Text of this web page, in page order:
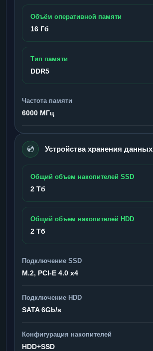
Объём оперативной памяти
16 Гб
Тип памяти
DDR5
Частота памяти
6000 МГц
💿 Устройства хранения данных
Общий объем накопителей SSD
2 Тб
Общий объем накопителей HDD
2 Тб
Подключение SSD
M.2, PCI-E 4.0 x4
Подключение HDD
SATA 6Gb/s
Конфигурация накопителей
HDD+SSD